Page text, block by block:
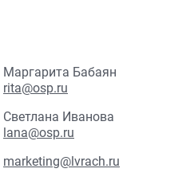
Маргарита Бабаян
rita@osp.ru
Светлана Иванова
lana@osp.ru
marketing@lvrach.ru